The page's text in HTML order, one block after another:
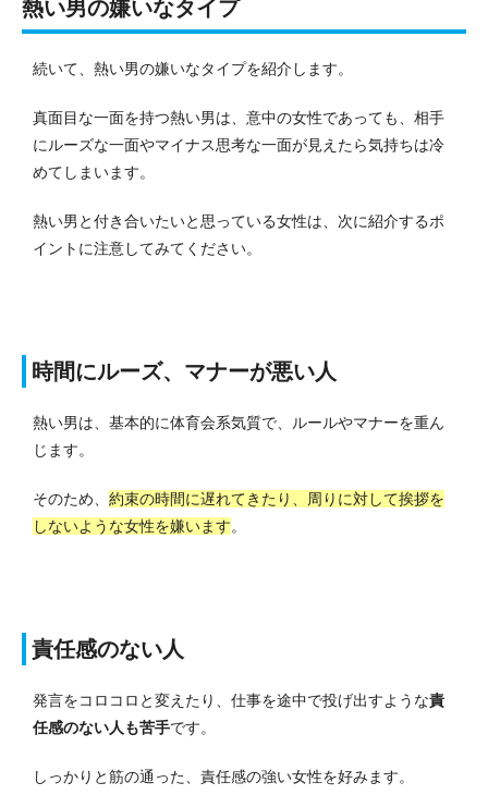
熱い男の嫌いなタイプ
続いて、熱い男の嫌いなタイプを紹介します。
真面目な一面を持つ熱い男は、意中の女性であっても、相手
にルーズな一面やマイナス思考な一面が見えたら気持ちは冷
めてしまいます。
熱い男と付き合いたいと思っている女性は、次に紹介するポ
イントに注意してみてください。
時間にルーズ、マナーが悪い人
熱い男は、基本的に体育会系気質で、ルールやマナーを重ん
じます。
そのため、 約束の時間に遅れてきたり、周りに対して挨拶を
しないような女性を嫌います。
責任感のない人
発言をコロコロと変えたり、仕事を途中で投げ出すような責
任感のない人も苦手です。
しっかりと筋の通った、責任感の強い女性を好みます。